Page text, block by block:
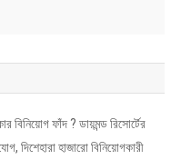
বিনিয়োগ ফাঁদ ? ডায়মন্ড রিসোর্টের
দিশেহারা হাজারো বিনিয়োগকারী